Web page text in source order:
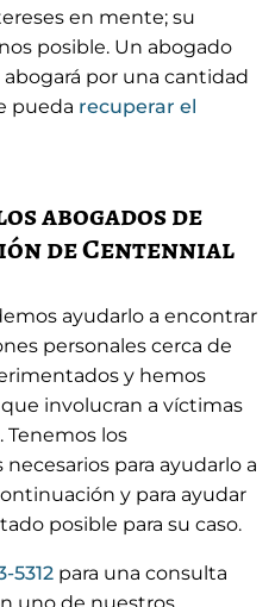
en mente; su
posible. Un abogado
por una cantidad
pueda recuperar el
abogados de
de Centennial
ayudarlo a encontrar
personales cerca de
y hemos
involucran a víctimas
los
para ayudarlo a
y para ayudar
posible para su caso.
5312 para una consulta